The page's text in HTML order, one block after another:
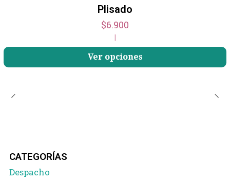
Plisado
$6.900
|
Ver opciones
CATEGORÍAS
Despacho